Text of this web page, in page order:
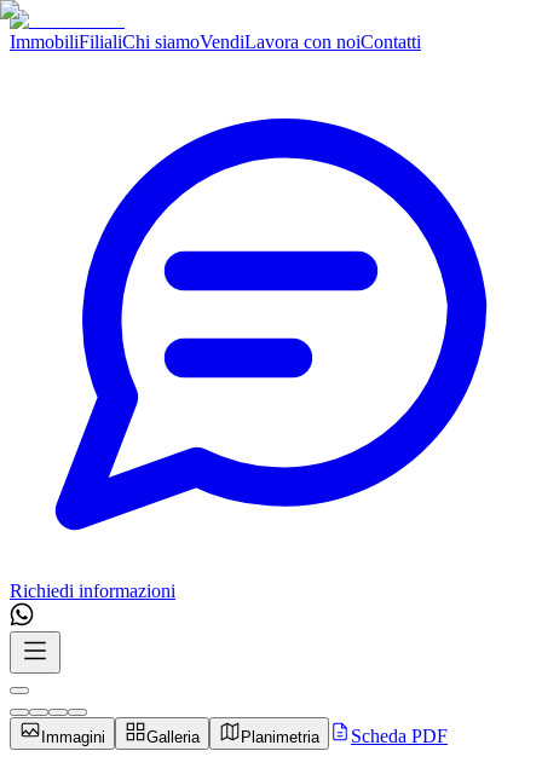
ImmobiliFilialiChi siamoVendiLavora con noiContatti
Richiedi informazioni
Immagini Galleria Planimetria Scheda PDF